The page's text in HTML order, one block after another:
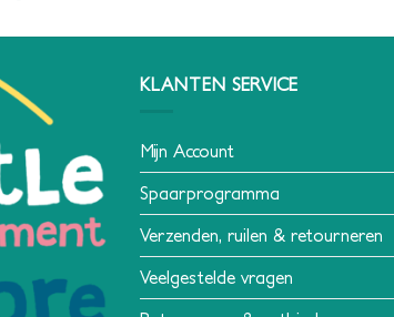
KLANTEN SERVICE
Mijn Account
Spaarprogramma
Verzenden, ruilen & retourneren
Veelgestelde vragen